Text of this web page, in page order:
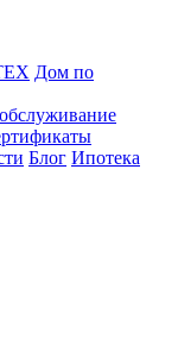
Дом по
Блог Ипотека